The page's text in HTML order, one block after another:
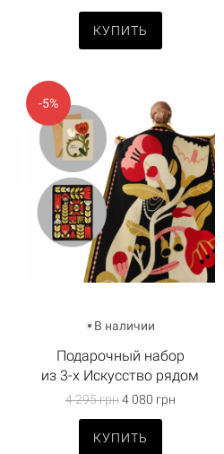
КУПИТЬ
-5%
В наличии
Подарочный набор
из 3-х Искусство рядом
4 295 грн4 080 грн
КУПИТЬ